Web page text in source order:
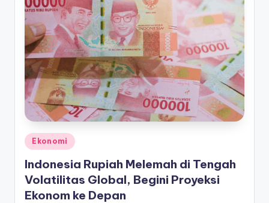
Posted
in
Ekonomi
Indonesia Rupiah Melemah di Tengah
Volatilitas Global, Begini Proyeksi
Ekonom ke Depan